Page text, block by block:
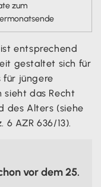
zum
entsprechend
gestaltet sich für
jüngere
sieht das Recht
des Alters (siehe
6 AZR 636/13).
vor dem 25.